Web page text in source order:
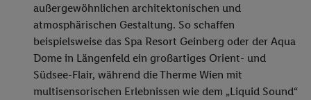
außergewöhnlichen architektonischen und
atmosphärischen Gestaltung. So schaffen
beispielsweise das Spa Resort Geinberg oder der Aqua
Dome in Längenfeld ein großartiges Orient- und
Südsee-Flair, während die Therme Wien mit
multisensorischen Erlebnissen wie dem „Liquid Sound“